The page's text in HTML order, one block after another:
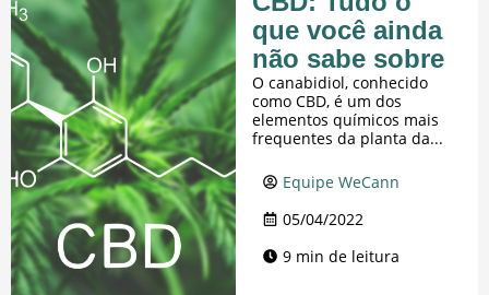
que você ainda
não sabe sobre
O canabidiol, conhecido
como CBD, é um dos
elementos químicos mais
frequentes da planta da...
Equipe WeCann
05/04/2022
9 min de leitura